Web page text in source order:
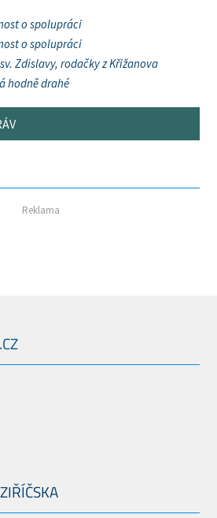
o spolupráci
o spolupráci
Zdislavy, rodačky z Křižanova
hodně drahé
Reklama